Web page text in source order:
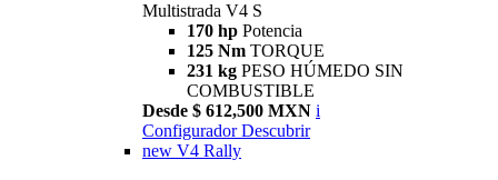
Multistrada V4 S
170 hp Potencia
125 Nm TORQUE
231 kg PESO HÚMEDO SIN
COMBUSTIBLE
Desde $ 612,500 MXN i
Configurador Descubrir
new V4 Rally